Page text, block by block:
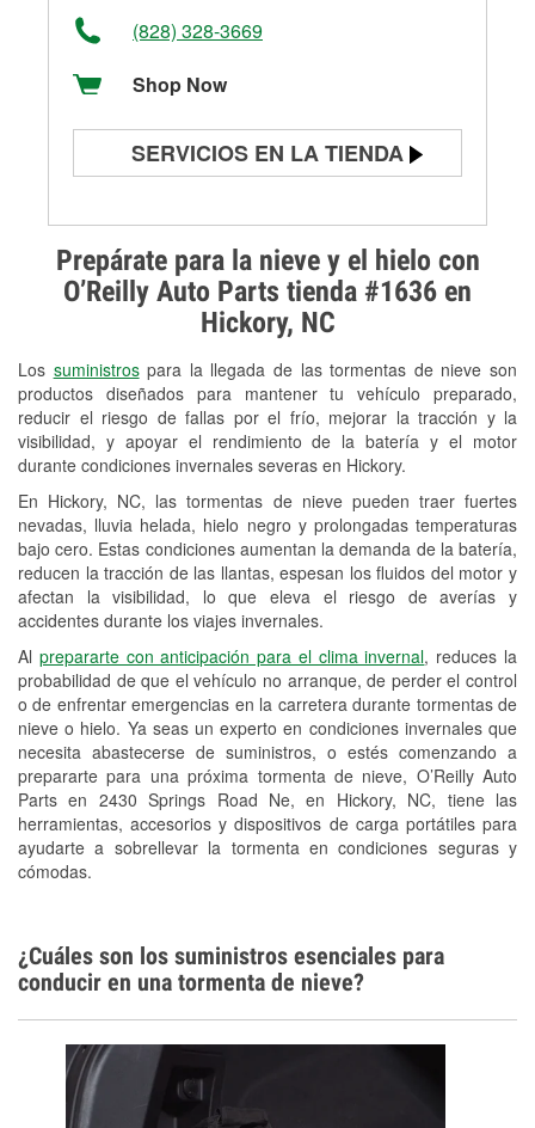
Prepárate para la nieve y el hielo con
O’Reilly Auto Parts tienda #1636 en
Hickory, NC
Los suministrospara la llegada de las tormentas de nieve son
productos diseñados para mantener tu vehículo preparado,
reducir el riesgo de fallas por el frío, mejorar la tracción y la
visibilidad, y apoyar el rendimiento de la batería y el motor
durante condiciones invernales severas en Hickory.
En Hickory, NC, las tormentas de nieve pueden traer fuertes
nevadas, lluvia helada, hielo negro y prolongadas temperaturas
bajo cero. Estas condiciones aumentan la demanda de la batería,
reducen la tracción de las llantas, espesan los fluidos del motor y
afectan la visibilidad, lo que eleva el riesgo de averías y
accidentes durante los viajes invernales.
Al prepararte con anticipación para el clima invernal, reduces la
probabilidad de que el vehículo no arranque, de perder el control
o de enfrentar emergencias en la carretera durante tormentas de
nieve o hielo. Ya seas un experto en condiciones invernales que
necesita abastecerse de suministros, o estés comenzando a
prepararte para una próxima tormenta de nieve, O’Reilly Auto
Parts en 2430 Springs Road Ne, en Hickory, NC, tiene las
herramientas, accesorios y dispositivos de carga portátiles para
ayudarte a sobrellevar la tormenta en condiciones seguras y
cómodas.
(828) 328-3669
Shop Now
SERVICIOS EN LA TIENDA
Prueba de alternadores y
arrancadores
Revisión de la luz "Check Engine"
Reciclaje de baterías y aceite
Instalación de bombillas de faros
Instalación de limpiaparabrisas
Programa de Préstamo de
Herramientas
Rectificación de tambores y discos de
freno
Hurricane Supplies
Snowstorm Supplies
Conoce más
¿Cuáles son los suministros esenciales para
conducir en una tormenta de nieve?